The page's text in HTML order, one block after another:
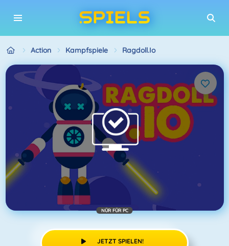
Action Kampfspiele Ragdoll.io
NÜR FÜR PC
JETZT SPIELEN!